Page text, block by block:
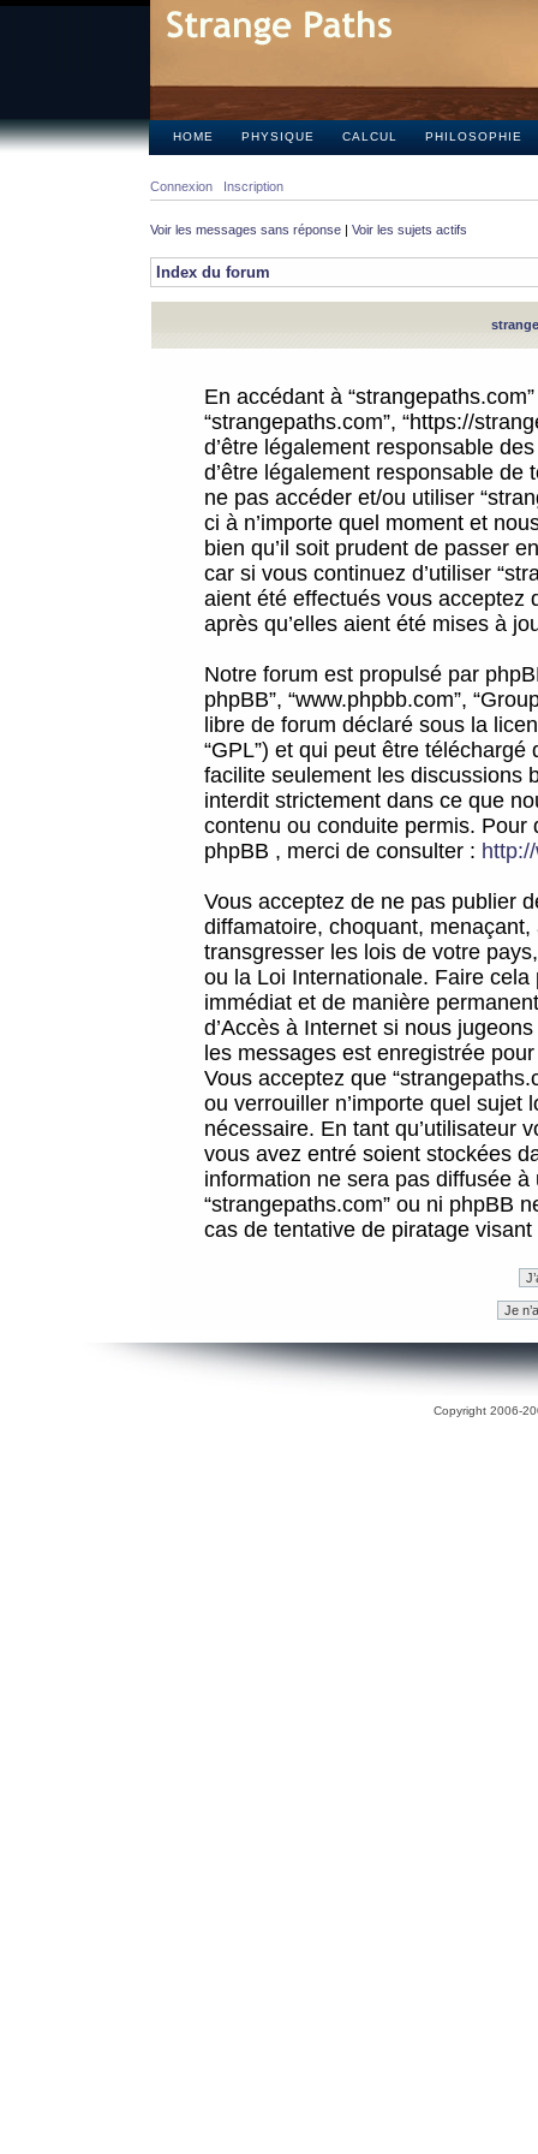
HOME PHYSIQUE CALCUL PHILOSOPHIE
Connexion Inscription
Voir les messages sans réponse | Voir les sujets actifs
Index du forum
En accédant à
“strangepaths.com”, “https://
d’être légalement responsable
d’être légalement responsable
ne pas accéder et/ou utiliser
ci à n’importe quel moment et
bien qu’il soit prudent de passer
car si vous continuez d’utiliser
aient été effectués vous acceptez
après qu’elles aient été mises à
Notre forum est propulsé par
phpBB”, “www.phpbb.com”,
libre de forum déclaré sous la
“GPL”) et qui peut être téléchargé
facilite seulement les discussions
interdit strictement dans ce que
contenu ou conduite permis.
phpBB , merci de consulter :
Vous acceptez de ne pas publier
diffamatoire, choquant,
transgresser les lois de votre
ou la Loi Internationale. Faire
immédiat et de manière
d’Accès à Internet si nous
les messages est enregistrée
Vous acceptez que
ou verrouiller n’importe quel sujet
nécessaire. En tant qu’utilisateur
vous avez entré soient stockées
information ne sera pas diffusée
“strangepaths.com” ou ni phpBB
cas de tentative de piratage
Copyright 2006-